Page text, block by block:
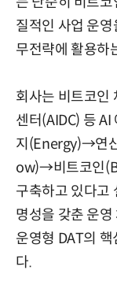
질적인 사업 운
무전략에 활용하
회사는 비트코인
센터(AIDC) 등
지(Energy)→연
ow)→비트코인
구축하고 있다고
명성을 갖춘 운
운영형 DAT의 핵
다.